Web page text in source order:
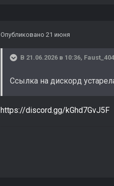
Опубликовано 21 июня
В 21.06.2026 в 10:36, Faust_404
Ссылка на дискорд
https://discord.gg/kGhd7GvJ5F